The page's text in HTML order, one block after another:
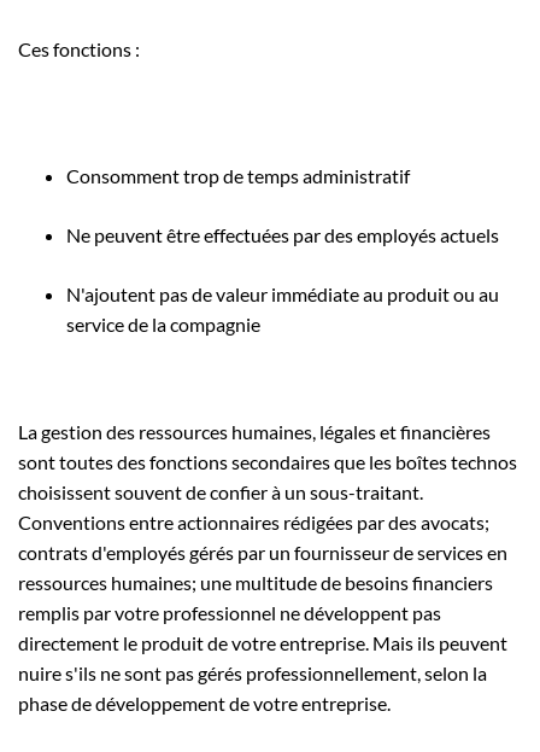
Ces fonctions :
Consomment trop de temps administratif
Ne peuvent être effectuées par des employés actuels
N'ajoutent pas de valeur immédiate au produit ou au
service de la compagnie
La gestion des ressources humaines, légales et financières
sont toutes des fonctions secondaires que les boîtes technos
choisissent souvent de confier à un sous-traitant.
Conventions entre actionnaires rédigées par des avocats;
contrats d'employés gérés par un fournisseur de services en
ressources humaines; une multitude de besoins financiers
remplis par votre professionnel ne développent pas
directement le produit de votre entreprise. Mais ils peuvent
nuire s'ils ne sont pas gérés professionnellement, selon la
phase de développement de votre entreprise.